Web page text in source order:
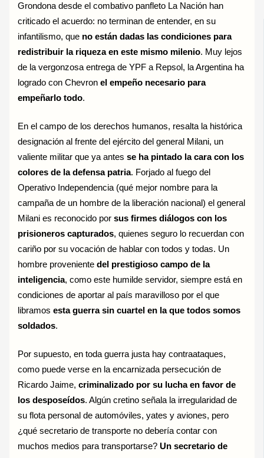
Grondona desde el combativo panfleto La Nación han
criticado el acuerdo: no terminan de entender, en su
infantilismo, que no están dadas las condiciones para
redistribuir la riqueza en este mismo milenio. Muy lejos
de la vergonzosa entrega de YPF a Repsol, la Argentina ha
logrado con Chevronel empeño necesario para
empeñarlo todo.
En el campo de los derechos humanos, resalta la histórica
designación al frente del ejército del general Milani, un
valiente militar que ya antesse ha pintado la cara con los
colores de la defensa patria. Forjado al fuego del
Operativo Independencia (qué mejor nombre para la
campaña de un hombre de la liberación nacional) el general
Milani es reconocido porsus firmes diálogos con los
prisioneros capturados, quienes seguro lo recuerdan con
cariño por su vocación de hablar con todos y todas. Un
hombre provenientedel prestigioso campo de la
inteligencia, como este humilde servidor, siempre está en
condiciones de aportar al país maravilloso por el que
libramosesta guerra sin cuartel en la que todos somos
soldados.
Por supuesto, en toda guerra justa hay contraataques,
como puede verse en la encarnizada persecución de
Ricardo Jaime,criminalizado por su lucha en favor de
los desposeídos. Algún cretino señala la irregularidad de
su flota personal de automóviles, yates y aviones, pero
¿qué secretario de transporte no debería contar con
muchos medios para transportarse?Un secretario de